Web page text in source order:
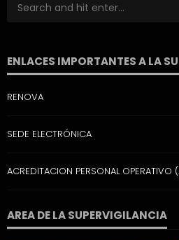
ENLACES IMPORTANTES A LA
RENOVA
SEDE ELECTRÓNICA
ACREDITACION PERSONAL OPERATIVO
AREA DE LA SUPERVIGILANCIA